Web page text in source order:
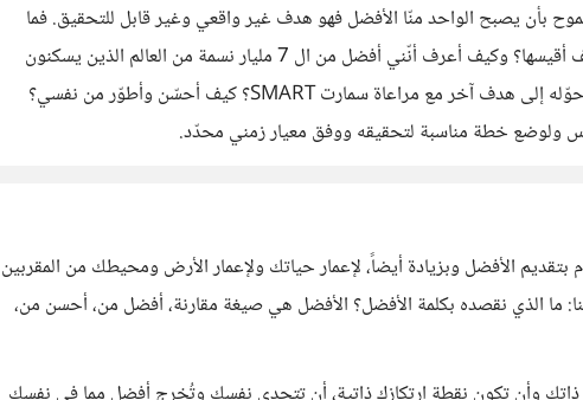
بأن يصبح الواحد منّا الأفضل فهو هدف غير واقعي وغير قابل للتحقيق. فما
هي المعايير التي وفقها سأكون الأفضل؟ وكيف أقيسها؟ وكيف أعرف أنّني أفضل من ال 7 مليار نسمة من العالم الذين يسكنون
الكوكب؟ أرأيتم؟ هو هدف مستحيل. فكيف أحوّله إلى هدف آخر مع مراعاة سمارت SMART؟ كيف أحسّن وأطوّر من نفسي؟
ولوضع خطة مناسبة لتحقيقه ووفق معيار زمني محدّد.
الأفضل وبزيادة أيضاً، لإعمار حياتك ولإعمار الأرض ومحيطك من المقربين
ما الذي نقصده بكلمة الأفضل؟ الأفضل هي صيغة مقارنة، أفضل من، أحسن من،